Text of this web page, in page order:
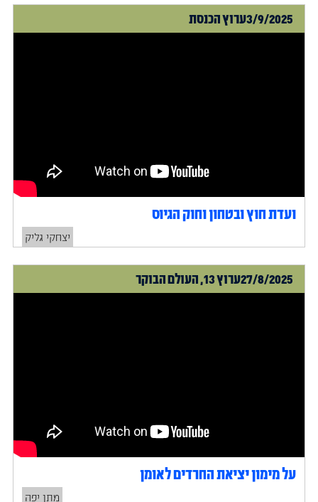
3/9/2025ערוץ הכנסת
ועדת חוץ ובטחון וחוק הגיוס
יצחקי גליק
27/8/2025ערוץ 13, העולם הבוקר
על מימון יציאת החרדים לאומן
מתן יפה